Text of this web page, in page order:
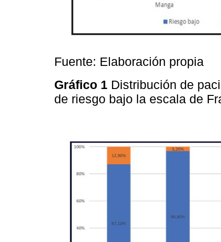
Fuente: Elaboración propia
Gráfico 1 Distribución de
de riesgo bajo la escala de